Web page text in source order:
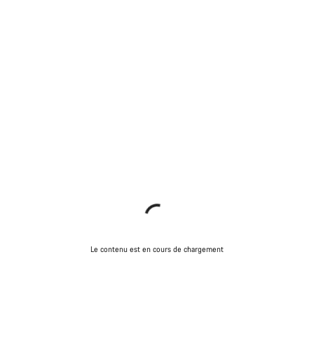
Le contenu est en cours de chargement